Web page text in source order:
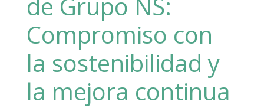
Compromiso con
la sostenibilidad y
la mejora continua